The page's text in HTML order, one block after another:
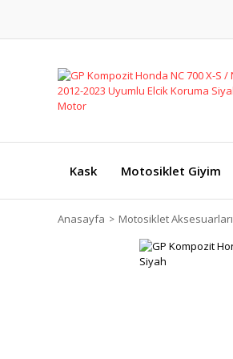
Kask Motosiklet Giyim
Anasayfa Motosiklet Aksesuarları